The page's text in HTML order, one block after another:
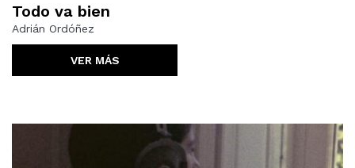
Todo va bien
Adrián Ordóñez
VER MÁS